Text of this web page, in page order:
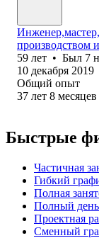
производством
59 лет • Был 7
10 декабря 2019
Общий опыт
37 лет 8 месяцев
Быстрые
Частичная
Гибкий
Полная
Полный день
Проектная
Сменный